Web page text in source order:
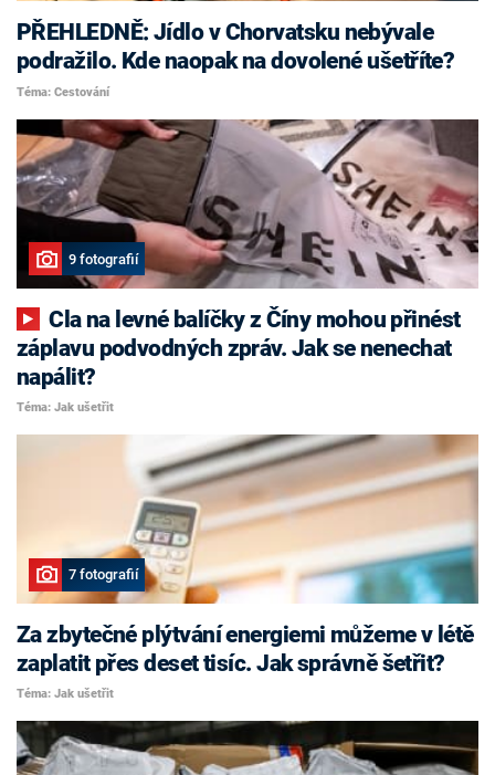
PŘEHLEDNĚ: Jídlo v Chorvatsku nebývale
podražilo. Kde naopak na dovolené ušetříte?
Téma: Cestování
9 fotografií
Cla na levné balíčky z Číny mohou přinést
záplavu podvodných zpráv. Jak se nenechat
napálit?
Téma: Jak ušetřit
7 fotografií
Za zbytečné plýtvání energiemi můžeme v létě
zaplatit přes deset tisíc. Jak správně šetřit?
Téma: Jak ušetřit